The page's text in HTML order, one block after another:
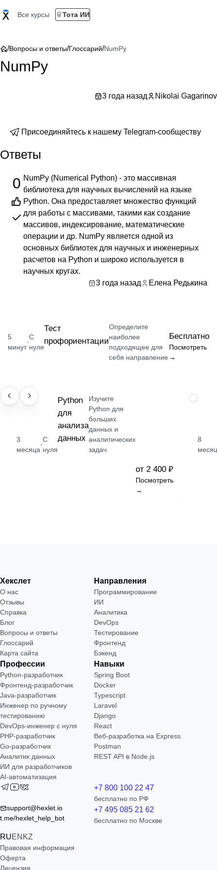
Все курсы Тота ИИ
/Вопросы и ответы/Глоссарий/NumPy
NumPy
3 года назад Nikolai Gagarinov
Присоединяйтесь к нашему Telegram-сообществу
Ответы
0 NumPy (Numerical Python) - это массивная
библиотека для научных вычислений на языке
Python. Она предоставляет множество функций
для работы с массивами, такими как создание
массивов, индексирование, математические
операции и др. NumPy является одной из
основных библиотек для научных и инженерных
расчетов на Python и широко используется в
научных кругах.
3 года назад
Елена Редькина
5
минут
·
С
нуля
Тест
профориентации
Определите
наиболее
подходящее для
себя направление
Бесплатно
Посмотреть
→
НАВЫК
3
месяца
·
С
нуля
Python
для
анализа
данных
Изучите
Python для
больших
данных и
аналитических
задач
от 2 400 ₽
Посмотреть
→
8
Хекслет
О нас
Отзывы
Справка
Блог
Вопросы и ответы
Глоссарий
Карта сайта
Направления
Программирование
ИИ
Аналитика
DevOps
Тестирование
Фронтенд
Бэкенд
Профессии
Python-разработчик
Фронтенд-разработчик
Java-разработчик
Инженер по ручному
тестированию
DevOps-инженер с нуля
РНР-разработчик
Go-разработчик
Аналитик данных
ИИ для разработчиков
AI-автоматизация
Навыки
Spring Boot
Docker
Typescript
Laravel
Django
React
Веб-разработка на Express
Postman
REST API в Node.js
support@hexlet.io
t.me/hexlet_help_bot
RUEN KZ
+7 800 100 22 47
бесплатно по РФ
+7 495 085 21 62
бесплатно по Москве
Правовая информация
Оферта
Лицензия